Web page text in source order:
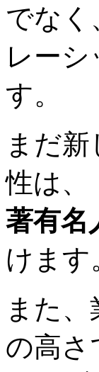
でなく
レー
す。
まだ
性は、
著有名
けます
また
の高さ